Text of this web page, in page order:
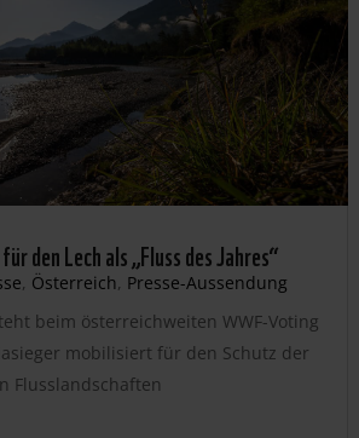
den Lech als „Fluss des Jahres“
, Österreich, Presse-Aussendung
beim österreichweiten WWF-Voting
mobilisiert für den Schutz der
Flusslandschaften